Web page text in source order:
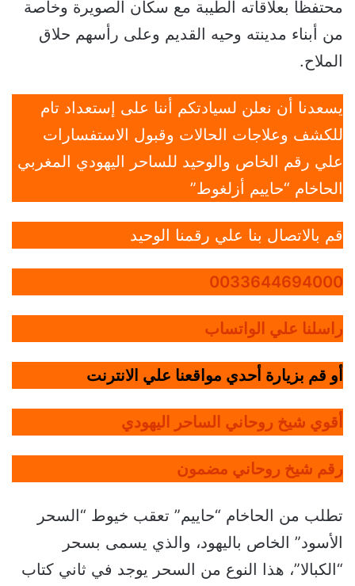
محتفظا بعلاقاته الطيبة مع سكان الصويرة وخاصة
من أبناء مدينته وحيه القديم وعلى رأسهم حلاق
الملاح.
يسعدنا أن نعلن لسيادتكم أننا على إستعداد تام
للكشف وعلاجات الحالات وقبول الاستفسارات
علي رقم الخاص والوحيد للساحر اليهودي المغربي
الحاخام “حاييم أزلغوط”
قم بالاتصال بنا علي رقمنا الوحيد
0033644694000
راسلنا علي الواتساب
أو قم بزيارة أحدي مواقعنا علي الانترنت
أقوي شيخ روحاني الساحر اليهودي
رقم شيخ روحاني مضمون
تطلب من الحاخام “حاييم” تعقب خيوط “السحر
الأسود” الخاص باليهود، والذي يسمى بسحر
“الكبالا”، هذا النوع من السحر يوجد في ثاني كتاب